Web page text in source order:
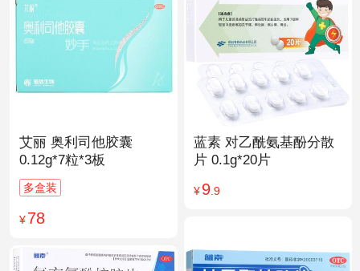
艾丽 奥利司他胶囊
0.12g*7粒*3板
多盒装
¥78
蓝素 对乙酰氨基酚分散
片 0.1g*20片
¥9.9